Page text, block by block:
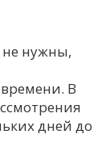
не нужны,
В
дней до